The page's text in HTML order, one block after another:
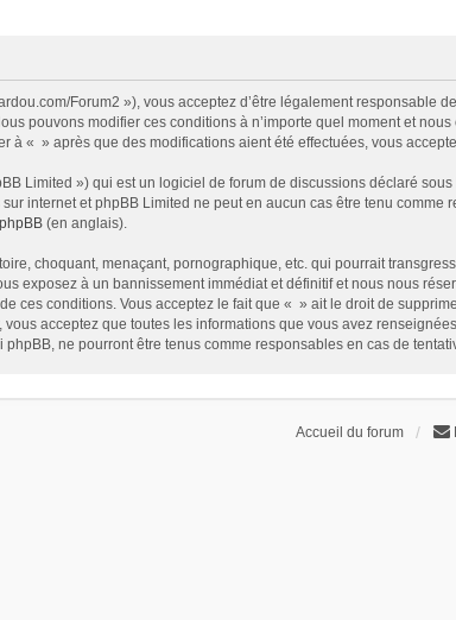
Forum2 »), vous acceptez d’être légalement responsable
pouvons modifier ces conditions à n’importe quel moment et
« » après que des modifications aient été effectuées, vous
Limited ») qui est un logiciel de forum de discussions déclaré sous
internet et phpBB Limited ne peut en aucun cas être tenu
(en anglais).
choquant, menaçant, pornographique, etc. qui pourrait
exposez à un bannissement immédiat et définitif et nous nous
ces conditions. Vous acceptez le fait que « » ait le droit de
acceptez que toutes les informations que vous avez
ne pourront être tenus comme responsables en cas de
Accueil du forum